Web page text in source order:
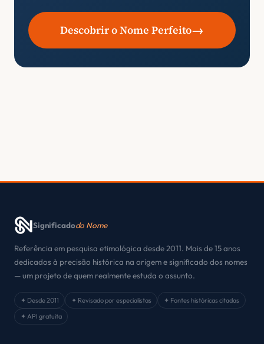
Descobrir o Nome Perfeito→
Significadodo Nome
Referência em pesquisa etimológica desde 2011. Mais de 15 anos
dedicados à precisão histórica na origem e significado dos nomes
— um projeto de quem realmente estuda o assunto.
✦ Desde 2011 ✦ Revisado por especialistas
✦ Fontes históricas citadas
✦ API gratuita